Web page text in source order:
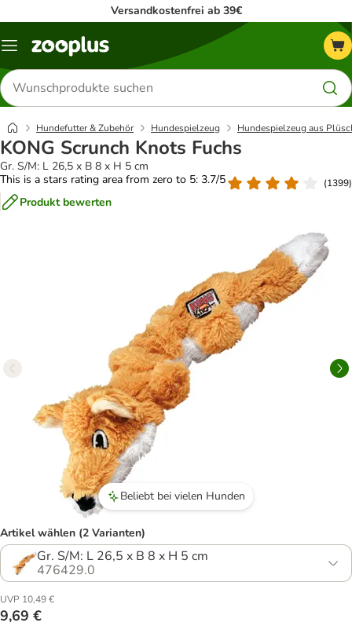
Versandkostenfrei ab 39€
Menü
Produkte
suchen
Hundefutter & Zubehör Hundespielzeug Hundespielzeug aus
KONG Scrunch Knots Fuchs
Gr. S/M: L 26,5 x B 8 x H 5 cm
This is a stars rating area from zero to 5: 3.7/5
(1399)
Produkt bewerten
Beliebt bei vielen Hunden
Artikel wählen (2 Varianten)
Gr. S/M: L 26,5 x B 8 x H 5 cm
476429.0
UVP 10,49 €
9,69 €